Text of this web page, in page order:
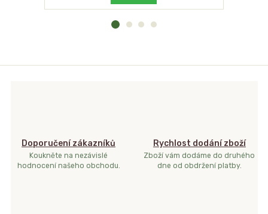
Doporučení zákazníků
Koukněte na nezávislé
hodnocení našeho obchodu.
Rychlost dodání zboží
Zboží vám dodáme do druhého
dne od obdržení platby.